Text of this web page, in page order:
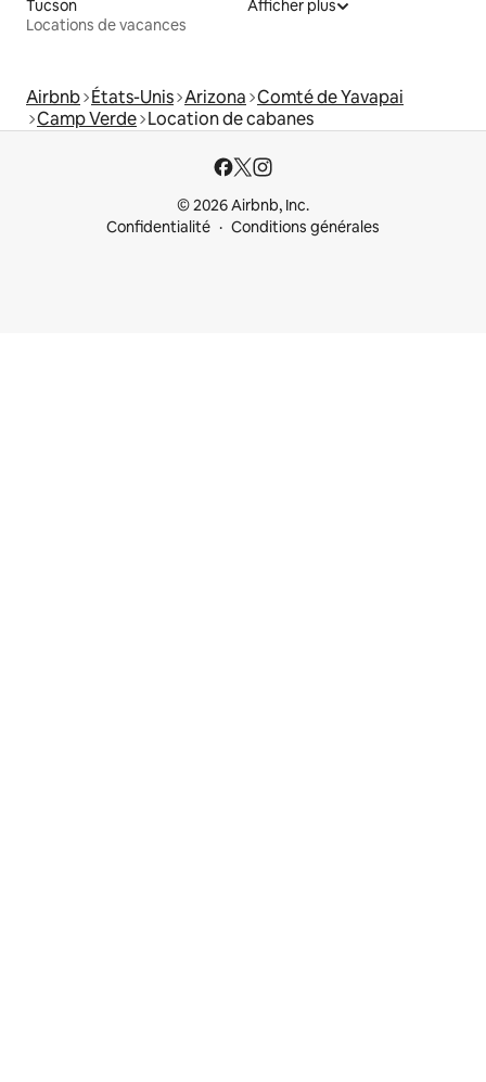
Tucson
Locations de vacances
Afficher plus
Airbnb États-Unis Arizona Comté de Yavapai
Camp Verde Location de cabanes
© 2026 Airbnb, Inc.
Confidentialité
Conditions générales